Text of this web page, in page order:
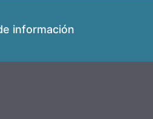
información